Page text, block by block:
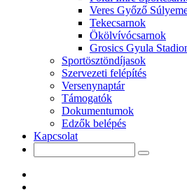
Veres Győző
Tekecsarnok
Ökölvívócsarnok
Grosics Gyula
Sportösztöndíjasok
Szervezeti felépítés
Versenynaptár
Támogatók
Dokumentumok
Edzők belépés
Kapcsolat